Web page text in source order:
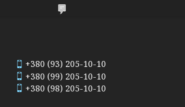
+380 (93) 205-10-10
+380 (99) 205-10-10
+380 (98) 205-10-10